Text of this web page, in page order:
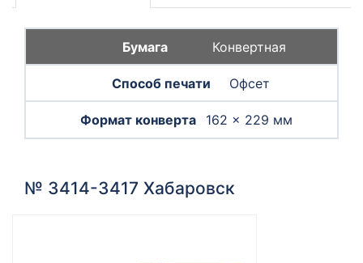
Конвертная
Офсет
162 × 229 мм
№ 3414-3417 Хабаровск